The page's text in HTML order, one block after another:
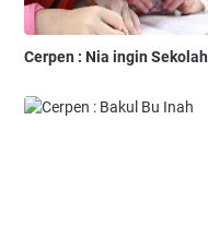
Cerpen : Nia ingin Sekolah